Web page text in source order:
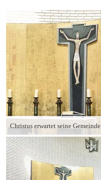
Christus erwartet seine Gemeinde.